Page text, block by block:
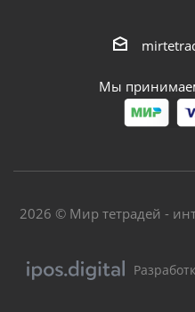
Мы
2026 © Мир тетрадей -